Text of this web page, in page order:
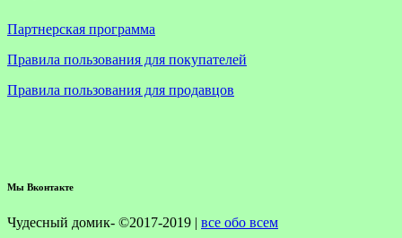
Партнерская программа
Правила пользования для покупателей
Правила пользования для продавцов
Мы Вконтакте
Чудесный домик- ©2017-2019 | все обо всем